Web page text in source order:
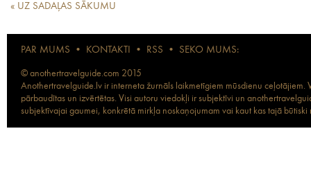
« UZ SADAĻAS SĀKUMU
PAR MUMS • KONTAKTI • RSS • SEKO MUMS:
© anothertravelguide.com 2015
Anothertravelguide.lv ir interneta žurnāls laikmetīgiem mūsdienu
pārbaudītas un izvērtētas. Visi autoru viedokļi ir subjektīvi un
subjektīvajai gaumei, konkrētā mirkļa noskaņojumam vai kaut kas tajā